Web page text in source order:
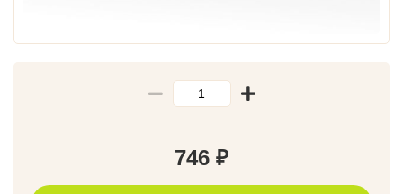
746 ₽